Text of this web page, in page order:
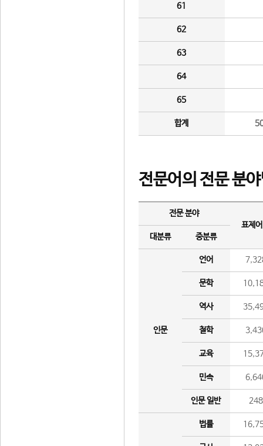
61
62
63
64
65
합계
전문어의 전문 분
전문 분야
표제
대분류
중분류
인문
언어
문학
역사
철학
교육
민속
인문 일반 248
법률